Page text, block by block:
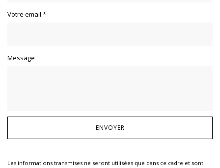
Votre email *
Message
Les informations transmises ne seront utilisées que dans ce cadre et sont